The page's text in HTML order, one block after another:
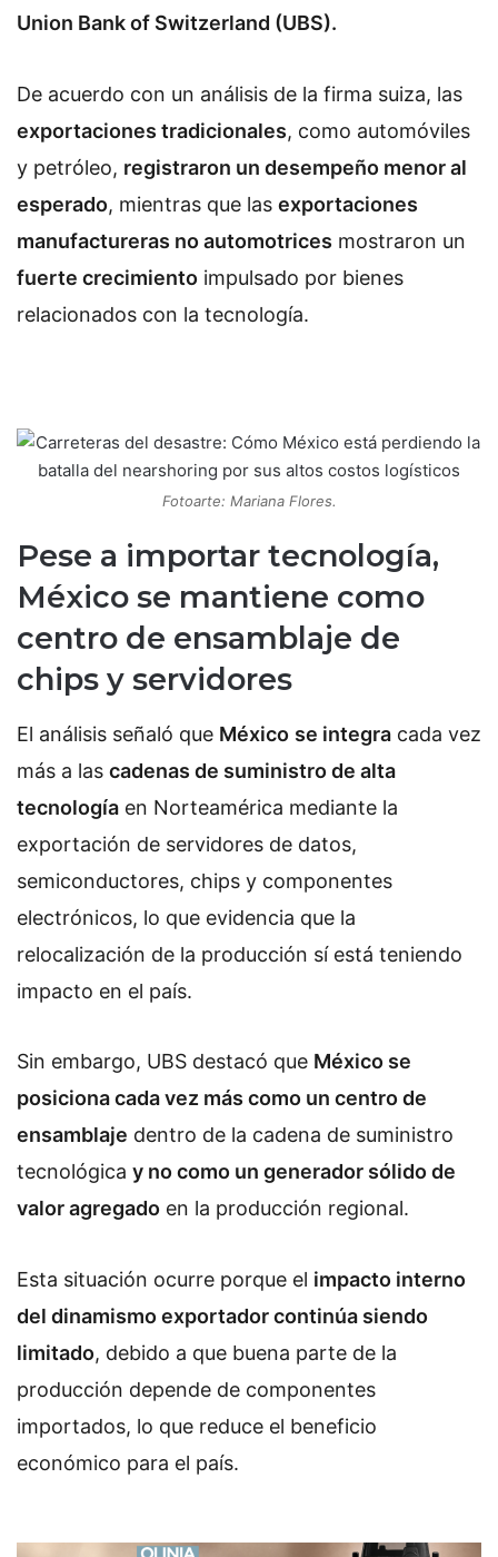
Union Bank of Switzerland (UBS).
De acuerdo con un análisis de la firma suiza, las
exportaciones tradicionales, como automóviles
y petróleo, registraron un desempeño menor al
esperado, mientras que las exportaciones
manufactureras no automotrices mostraron un
fuerte crecimiento impulsado por bienes
relacionados con la tecnología.
Fotoarte: Mariana Flores.
Pese a importar tecnología,
México se mantiene como
centro de ensamblaje de
chips y servidores
El análisis señaló que México se integra cada vez
más a las cadenas de suministro de alta
tecnología en Norteamérica mediante la
exportación de servidores de datos,
semiconductores, chips y componentes
electrónicos, lo que evidencia que la
relocalización de la producción sí está teniendo
impacto en el país.
Sin embargo, UBS destacó que México se
posiciona cada vez más como un centro de
ensamblaje dentro de la cadena de suministro
tecnológica y no como un generador sólido de
valor agregado en la producción regional.
Esta situación ocurre porque el impacto interno
del dinamismo exportador continúa siendo
limitado, debido a que buena parte de la
producción depende de componentes
importados, lo que reduce el beneficio
económico para el país.